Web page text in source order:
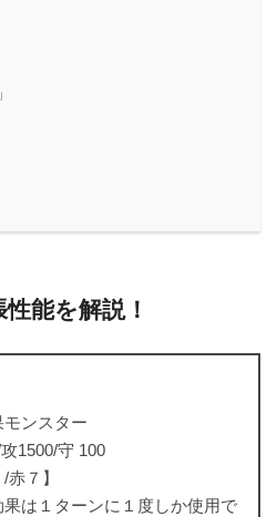
性能を解説！
ンスター
1500/守 100
赤７】
は１ターンに１度しか使用で